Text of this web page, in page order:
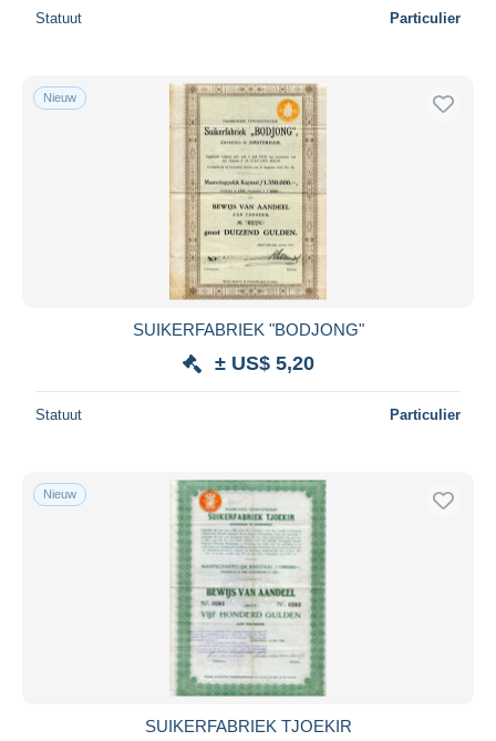
Statuut Particulier
Nieuw
SUIKERFABRIEK "BODJONG"
± US$ 5,20
Statuut Particulier
Nieuw
SUIKERFABRIEK TJOEKIR